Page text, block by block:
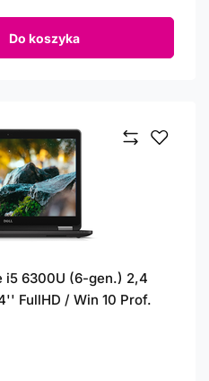
Do koszyka
i5 6300U (6-gen.) 2,4
FullHD / Win 10 Prof.